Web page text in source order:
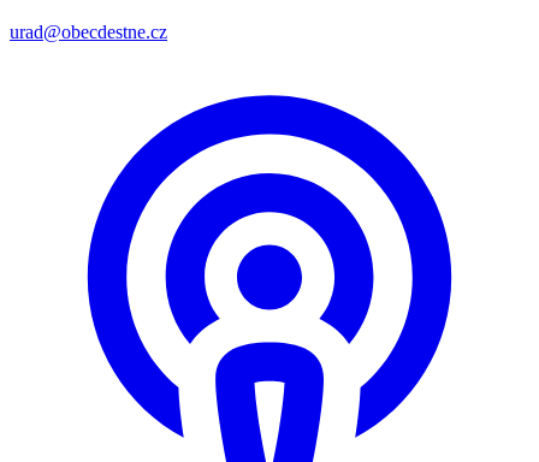
urad@obecdestne.cz